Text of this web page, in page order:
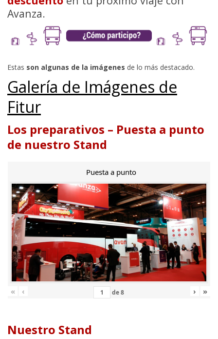
Avanza.
Estas son algunas de la imágenes de lo más destacado.
Galería de Imágenes de
Fitur
Los preparativos – Puesta a punto
de nuestro Stand
Puesta a punto
« ‹ de8 › »
Nuestro Stand